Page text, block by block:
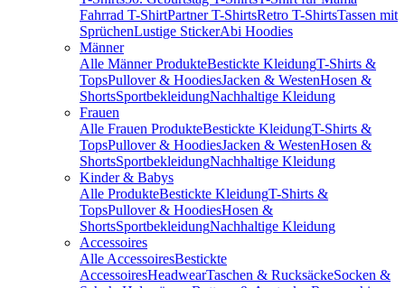
Fahrrad T-ShirtPartner T-ShirtsRetro T-ShirtsTassen mit
SprüchenLustige StickerAbi Hoodies
Männer
Alle Männer ProdukteBestickte KleidungT-Shirts &
TopsPullover & HoodiesJacken & WestenHosen &
ShortsSportbekleidungNachhaltige Kleidung
Frauen
Alle Frauen ProdukteBestickte KleidungT-Shirts &
TopsPullover & HoodiesJacken & WestenHosen &
ShortsSportbekleidungNachhaltige Kleidung
Kinder & Babys
Alle ProdukteBestickte KleidungT-Shirts &
TopsPullover & HoodiesHosen &
ShortsSportbekleidungNachhaltige Kleidung
Accessoires
Alle AccessoiresBestickte
AccessoiresHeadwearTaschen & RucksäckeSocken &